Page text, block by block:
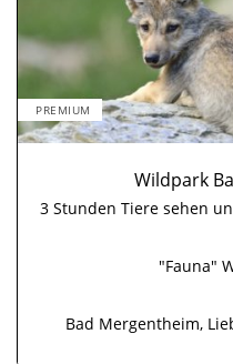
PREMIUM
Wildpark
3 Stunden Tiere sehen
"Fauna"
Bad Mergentheim,